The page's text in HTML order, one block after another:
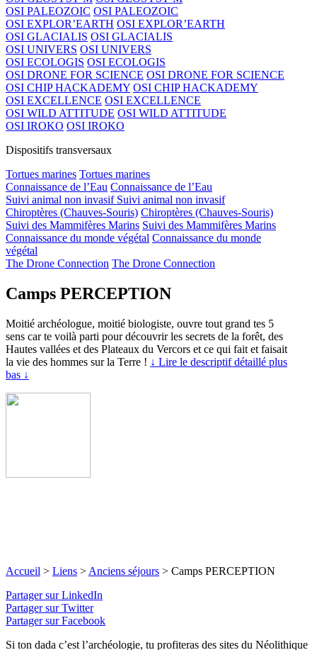
OSI PALEOZOIC OSI PALEOZOIC
OSI EXPLOR’EARTH OSI EXPLOR’EARTH
OSI GLACIALIS OSI GLACIALIS
OSI UNIVERS OSI UNIVERS
OSI ECOLOGIS OSI ECOLOGIS
OSI DRONE FOR SCIENCE OSI DRONE FOR SCIENCE
OSI CHIP HACKADEMY OSI CHIP HACKADEMY
OSI EXCELLENCE OSI EXCELLENCE
OSI WILD ATTITUDE OSI WILD ATTITUDE
OSI IROKO OSI IROKO
Dispositifs transversaux
Tortues marines Tortues marines
Connaissance de l’Eau Connaissance de l’Eau
Suivi animal non invasif Suivi animal non invasif
Chiroptères (Chauves-Souris) Chiroptères (Chauves-Souris)
Suivi des Mammifères Marins Suivi des Mammifères Marins
Connaissance du monde végétal Connaissance du monde
végétal
The Drone Connection The Drone Connection
Camps PERCEPTION
Moitié archéologue, moitié biologiste, ouvre tout grand tes 5
sens car te voilà parti pour découvrir les secrets de la forêt, des
Hautes vallées et des Plateaux du Vercors et ce qui fait et faisait
la vie des hommes sur la Terre ! ↓ Lire le descriptif détaillé plus
bas ↓
Accueil > Liens > Anciens séjours > Camps PERCEPTION
Partager sur LinkedIn
Partager sur Twitter
Partager sur Facebook
Si ton dada c’est l’archéologie, tu profiteras des sites du Néolithique